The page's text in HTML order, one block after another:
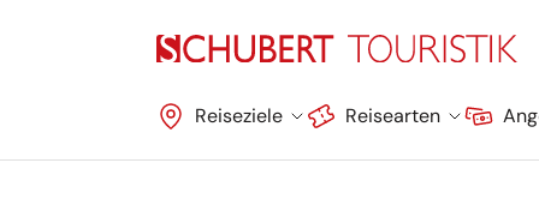
Navigation überspringen
Reiseziele Reisearten